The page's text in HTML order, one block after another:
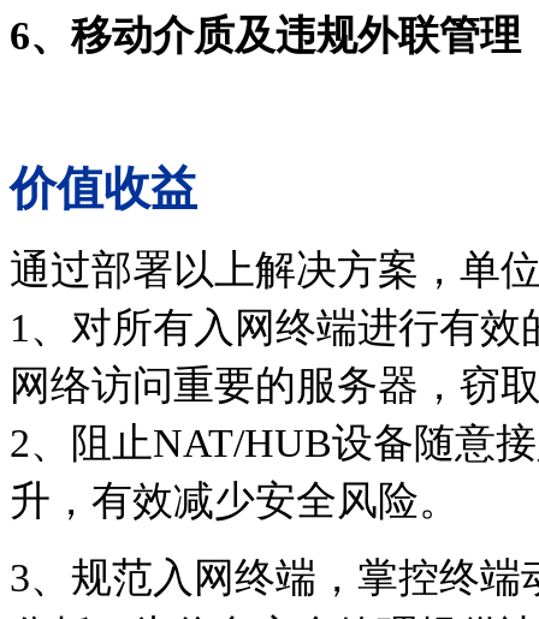
6、 移动介质及违规外联管理
价值收益
通过部署以上解决方案，单
1、对所有入网终端进行有
网络访问重要的服务器，窃
2、阻止NAT/HUB设备随意
升，有效减少安全风险。
3、规范入网终端，掌控终